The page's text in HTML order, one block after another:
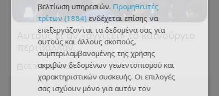
Αυτούς κι αν «αγγίζει» το καινούργιο
περιβάλλον…
05.08.2026 - 08:22
βελτίωση υπηρεσιών. Προμηθευτές
τρίτων (1884) ενδέχεται επίσης να
επεξεργάζονται τα δεδομένα σας για
αυτούς και άλλους σκοπούς,
συμπεριλαμβανομένης της χρήσης
ακριβών δεδομένων γεωεντοπισμού και
χαρακτηριστικών συσκευής. Οι επιλογές
σας ισχύουν μόνο για αυτόν τον